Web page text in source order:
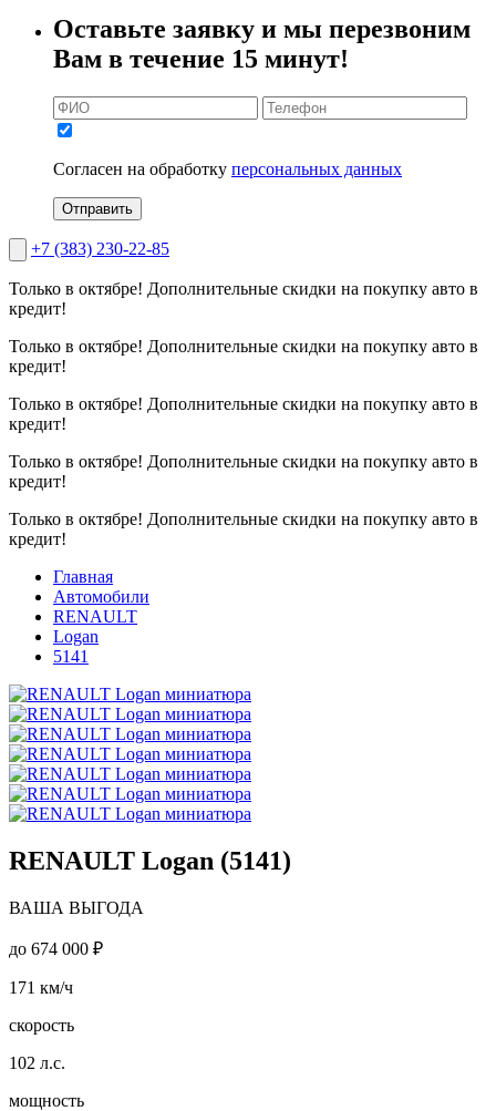
Оставьте заявку и мы перезвоним
Вам в течение 15 минут!
Согласен на обработку персональных данных
Отправить
+7 (383) 230-22-85
Только в октябре! Дополнительные скидки на покупку авто в
кредит!
Только в октябре! Дополнительные скидки на покупку авто в
кредит!
Только в октябре! Дополнительные скидки на покупку авто в
кредит!
Только в октябре! Дополнительные скидки на покупку авто в
кредит!
Только в октябре! Дополнительные скидки на покупку авто в
кредит!
Главная
Автомобили
RENAULT
Logan
5141
RENAULT Logan (5141)
ВАША ВЫГОДА
до 674 000 ₽
171 км/ч
скорость
102 л.с.
мощность